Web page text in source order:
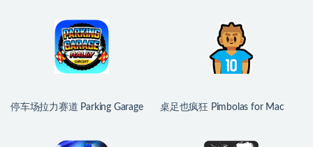
停车场拉力赛道 Parking Garage
桌足也疯狂 Pimbolas for Mac